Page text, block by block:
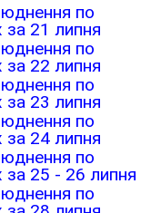
по
за 21 липня
по
за 22 липня
по
за 23 липня
по
за 24 липня
по
за 25 - 26 липня
по